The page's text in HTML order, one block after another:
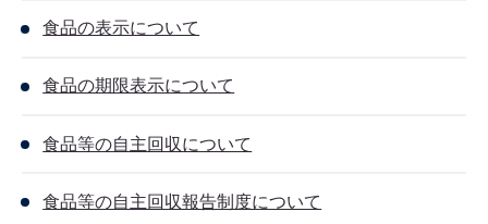
食品の表示について
食品の期限表示について
食品等の自主回収について
食品等の自主回収報告制度について